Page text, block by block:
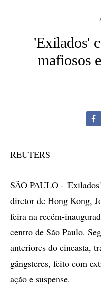
'Exilados'
mafiosos
REUTERS
SÃO PAULO -
diretor de Hong Kong,
feira na recém-
centro de São Paulo.
anteriores do cineasta,
gângsteres, feito com
ação e suspense.